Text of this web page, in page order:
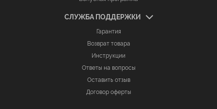
СЛУЖБА ПОДДЕРЖКИ
Гарантия
Возврат товара
Инструкции
Ответы на вопросы
Оставить отзыв
Договор оферты